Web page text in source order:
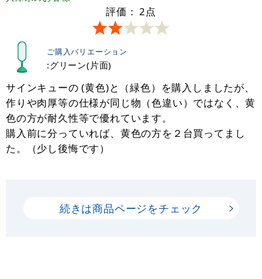
評価： 2点
ご購入バリエーション
:グリーン(片面)
サインキューの (黄色)と（緑色）を購入しましたが、
作りや肉厚等の仕様が同じ物（色違い）ではなく、黄
色の方が耐久性等で優れています。
購入前に分っていれば、黄色の方を２台買ってまし
た。（少し後悔です）
続きは商品ページをチェック